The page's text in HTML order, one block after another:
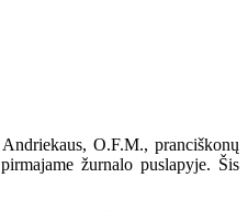
O.F.M., pranciškonų
žurnalo puslapyje. Šis